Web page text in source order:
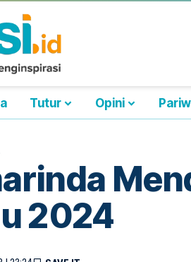
Tutur Opini
2024